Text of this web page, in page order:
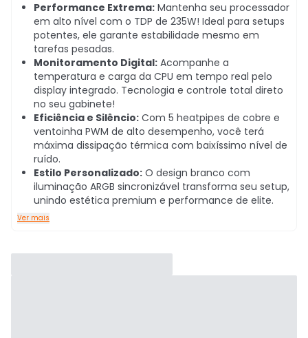
Performance Extrema: Mantenha seu processador
em alto nível com o TDP de 235W! Ideal para setups
potentes, ele garante estabilidade mesmo em
tarefas pesadas.
Monitoramento Digital: Acompanhe a
temperatura e carga da CPU em tempo real pelo
display integrado. Tecnologia e controle total direto
no seu gabinete!
Eficiência e Silêncio: Com 5 heatpipes de cobre e
ventoinha PWM de alto desempenho, você terá
máxima dissipação térmica com baixíssimo nível de
ruído.
Estilo Personalizado: O design branco com
iluminação ARGB sincronizável transforma seu setup,
unindo estética premium e performance de elite.
Ver mais